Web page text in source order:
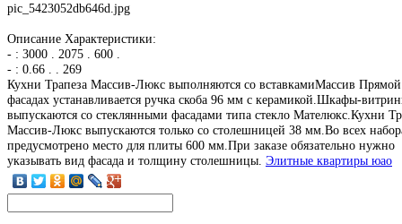
pic_5423052db646d.jpg
Описание Характеристики:
- : 3000 . 2075 . 600 .
- : 0.66 . . 269
Кухни Трапеза Массив-Люкс выполняются со вставкамиМассив
фасадах устанавливается ручка скоба 96 мм с керамикой.Шкафы-
выпускаются со стеклянными фасадами типа стекло Мателюкс.Кухни
Массив-Люкс выпускаются только со столешницей 38 мм.Во всех
предусмотрено место для плиты 600 мм.При заказе обязательно нужно
указывать вид фасада и толщину столешницы. Элитные квартиры юао